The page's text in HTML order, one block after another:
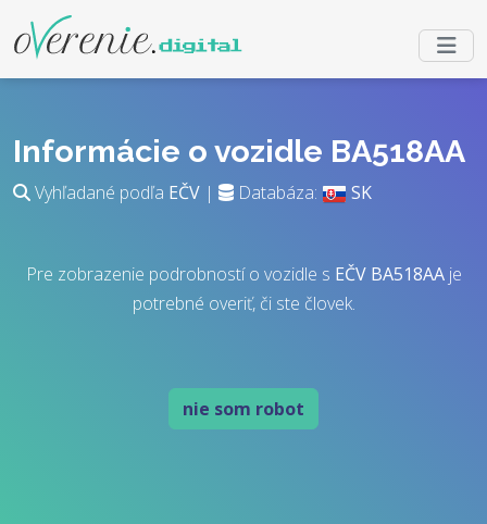
Informácie o vozidle BA518AA
Vyhľadané podľa EČV | Databáza: SK
Pre zobrazenie podrobností o vozidle s EČV BA518AAje
potrebné overiť, či ste človek.
nie som robot